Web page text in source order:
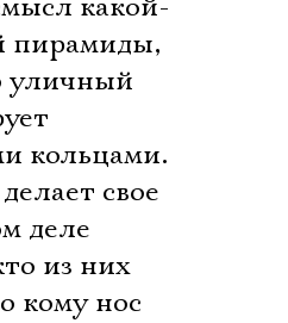
какой-
пирамиды,
уличный
кольцами.
свое
деле
из них
кому нос